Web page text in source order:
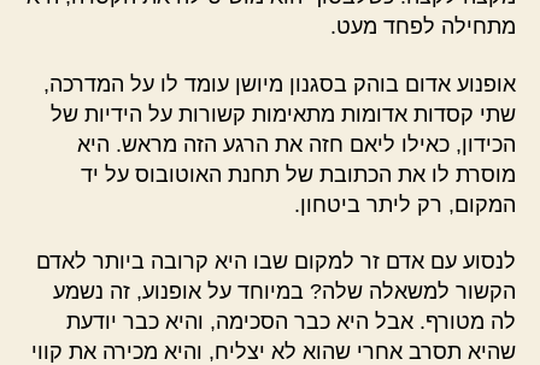
מתחילה לפחד מעט.
אופנוע אדום בוהק בסגנון מיושן עומד לו על המדרכה,
שתי קסדות אדומות מתאימות קשורות על הידיות של
הכידון, כאילו ליאם חזה את הרגע הזה מראש. היא
מוסרת לו את הכתובת של תחנת האוטובוס על יד
המקום, רק ליתר ביטחון.
לנסוע עם אדם זר למקום שבו היא קרובה ביותר לאדם
הקשור למשאלה שלה? במיוחד על אופנוע, זה נשמע
לה מטורף. אבל היא כבר הסכימה, והיא כבר יודעת
שהיא תסרב אחרי שהוא לא יצליח, והיא מכירה את קווי